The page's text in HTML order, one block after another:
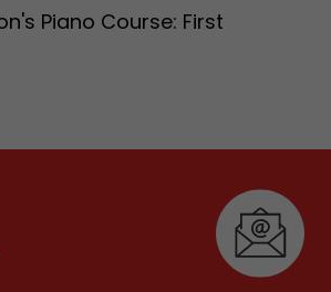
Piano Course: First